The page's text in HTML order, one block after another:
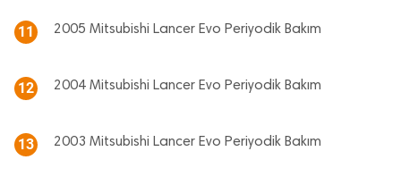
11 2005 Mitsubishi Lancer Evo Periyodik Bakım
12 2004 Mitsubishi Lancer Evo Periyodik Bakım
13 2003 Mitsubishi Lancer Evo Periyodik Bakım